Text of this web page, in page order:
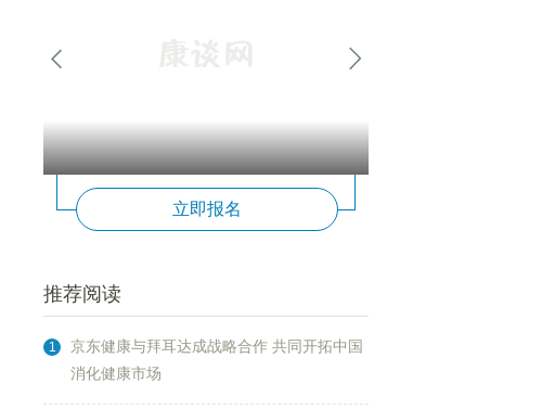
立即报名
推荐阅读
1
京东健康与拜耳达成战略合作 共同开拓中国
消化健康市场